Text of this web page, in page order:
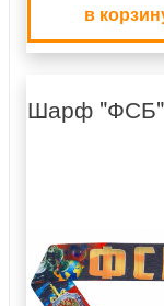
в
Шарф "ФСБ"